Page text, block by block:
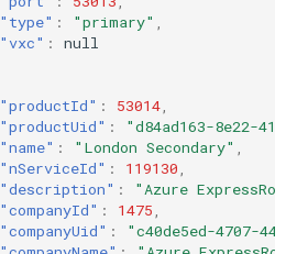
"type" : "primary"
"vxc" :
null
"productId" : 53014
"productUid" :
"d84ad163-8e22-
"name" : "London Secondary"
"nServiceId" : 119130
"description" :
"Azure
"companyId" : 1475
"companyUid" :
"c40de5ed-4707-